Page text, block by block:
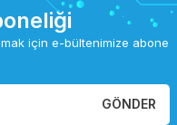
için e-bültenimize abone
GÖNDER